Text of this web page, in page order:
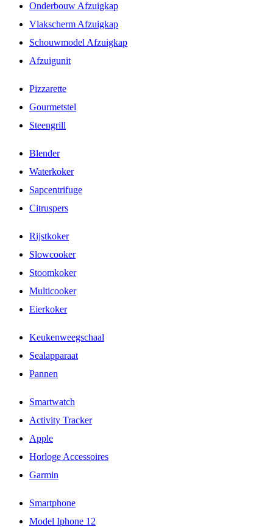
Onderbouw Afzuigkap
Vlakscherm Afzuigkap
Schouwmodel Afzuigkap
Afzuigunit
Pizzarette
Gourmetstel
Steengrill
Blender
Waterkoker
Sapcentrifuge
Citruspers
Rijstkoker
Slowcooker
Stoomkoker
Multicooker
Eierkoker
Keukenweegschaal
Sealapparaat
Pannen
Smartwatch
Activity Tracker
Apple
Horloge Accessoires
Garmin
Smartphone
Model Iphone 12